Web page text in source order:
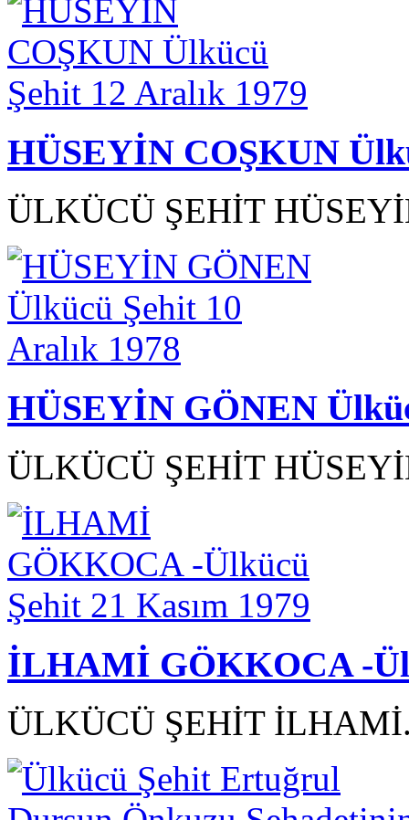
HÜSEYİN COŞKUN
ÜLKÜCÜ ŞEHİT
HÜSEYİN GÖNEN
ÜLKÜCÜ ŞEHİT
İLHAMİ GÖKKOCA -
ÜLKÜCÜ ŞEHİT